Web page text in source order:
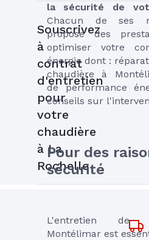
la sécurité de
Chacun de ses
propose des
optimiser votre
énergie dont :
chaudière à
de performance
conseils sur
Pour des
sécurité
L'entretien de
Montélimar est
Souscrivez
à
contrat
d'entretien
pour
votre
chaudière
à La
Rochelle